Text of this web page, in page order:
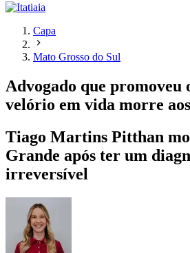
Capa
Mato Grosso do Sul
Advogado que promoveu
velório em vida morre
Tiago Martins Pitthan
Grande após ter um
irreversível